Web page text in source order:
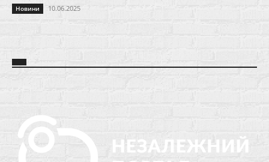
Новини 10.06.2025